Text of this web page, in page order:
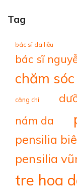
Tag
bác sĩ da liễu
bác sĩ
chăm
căng chỉ
nám da
pensilia
pensilia
tre hoa